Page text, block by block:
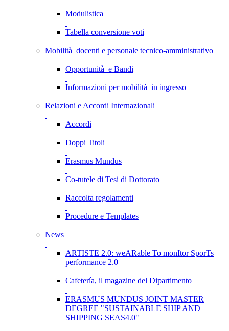
Modulistica
Tabella conversione voti
Mobilità docenti e personale tecnico-amministrativo
Opportunità e Bandi
Informazioni per mobilità in ingresso
Relazioni e Accordi Internazionali
Accordi
Doppi Titoli
Erasmus Mundus
Co-tutele di Tesi di Dottorato
Raccolta regolamenti
Procedure e Templates
News
ARTISTE 2.0: weARable To monItor SporTs
performance 2.0
Cafetería, il magazine del Dipartimento
ERASMUS MUNDUS JOINT MASTER
DEGREE "SUSTAINABLE SHIP AND
SHIPPING SEAS4.0"